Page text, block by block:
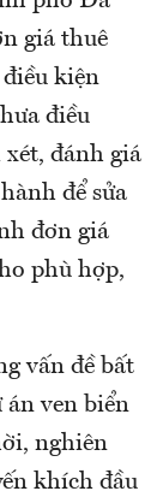
giá thuê
kiện
điều
đánh giá
để sửa
đơn giá
phù hợp,
vấn đề bất
án ven biển
nghiên
khích đầu